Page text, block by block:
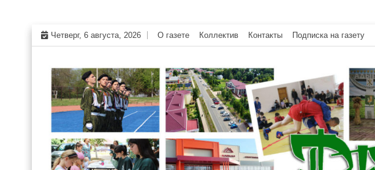
Skip
to
content
Четверг, 6 августа, 2026 О газете Коллектив Контакты Подписка на газету